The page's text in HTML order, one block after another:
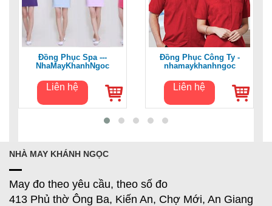
Đồng Phục Spa ---
NhaMayKhanhNgoc
Liên hệ
Đồng Phục Công Ty -
nhamaykhanhngoc
Liên hệ
NHÀ MAY KHÁNH NGỌC
May đo theo yêu cầu, theo số đo
413 Phủ thờ Ông Ba, Kiến An, Chợ Mới, An Giang